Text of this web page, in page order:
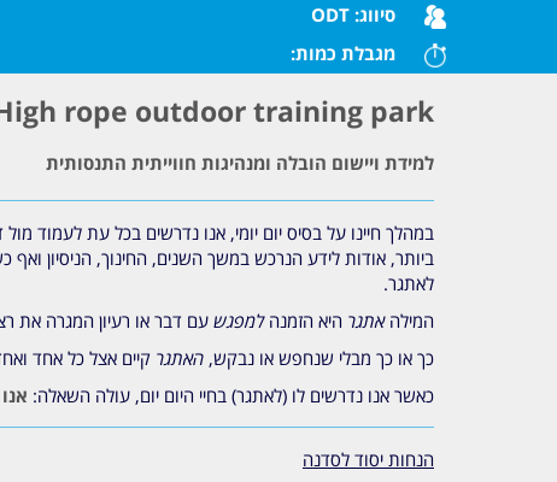
סיווג: ODT
מגבלת כמות:
rope outdoor training park
למידת ויישום הובלה ומנהיגות חווייתית התנסותית
במהלך חיינו על בסיס יום יומי, אנו נדרשים בכל עת לעמוד
ביותר, אודות לידע הנרכש במשך השנים, החינוך, הניסיון
לאתגר.
המילהאתגר היא הזמנהלמפגשעם דבר או רעיון המגרה את
כך או כך מבלי שנחפש או נבקש, האתגר קיים אצל כל אחד
כאשר אנו נדרשים לו (לאתגר) בחיי היום יום, עולה השאלה: אנו
הנחות יסוד לסדנה